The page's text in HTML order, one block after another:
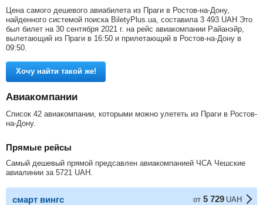
Цена самого дешевого авиабилета из Праги в Ростов-на-Дону,
найденного системой поиска BiletyPlus.ua, составила 3 493 UAH Это
был билет на 30 сентября 2021 г. на рейс авиакомпании Райанэйр,
вылетающий из Праги в 16:50 и прилетающий в Ростов-на-Дону в
09:50.
Хочу найти такой же!
Авиакомпании
Список 42 авиакомпании, которыми можно улететь из Праги в Ростов-
на-Дону.
Прямые рейсы
Самый дешевый прямой предсавлен авиакомпанией ЧСА Чешские
авиалинии за 5721 UAH
смарт вингс от 5 729 UAH